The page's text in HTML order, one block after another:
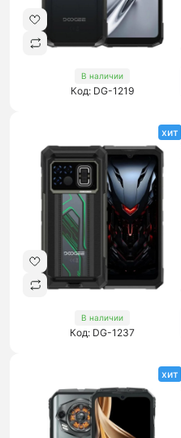
В наличии
Код: DG-1219
хит
В наличии
Код: DG-1237
хит